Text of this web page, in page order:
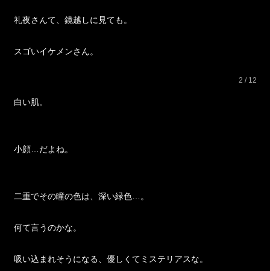
礼夜さんて、鏡越しに見ても。
スゴいイケメンさん。
2 / 12
白い肌。
小顔…だよね。
二重でその瞳の色は、深い緑色…。
何て言うのかな。
吸い込まれそうになる、優しくてミステリアスな。